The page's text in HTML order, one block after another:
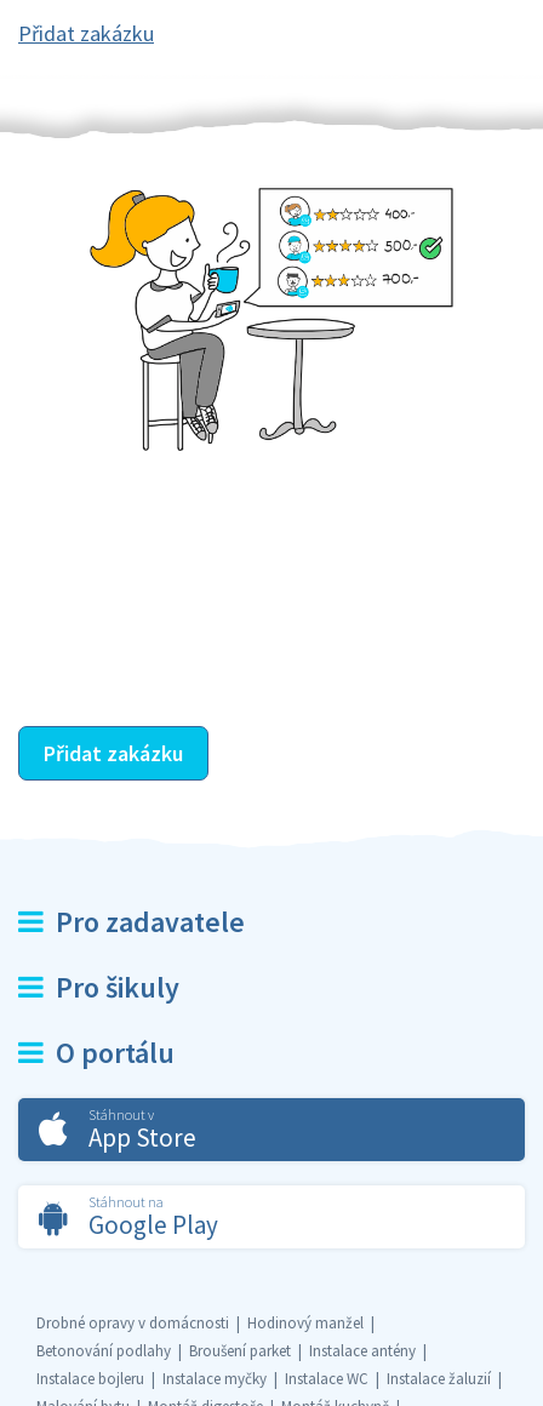
Přidat zakázku
Přidat zakázku
Pro zadavatele
Pro šikuly
O portálu
Stáhnout v
App Store
Stáhnout na
Google Play
Drobné opravy v domácnosti
Hodinový manžel
Betonování podlahy
Broušení parket
Instalace antény
Instalace bojleru
Instalace myčky Instalace WC
Instalace žaluzií